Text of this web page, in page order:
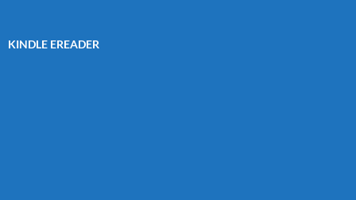
KINDLE EREADER